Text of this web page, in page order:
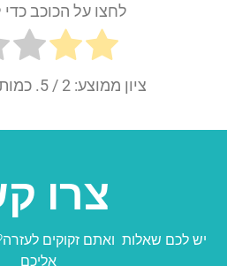
לחצו על הכוכב כדי
ציון ממוצע: 2 / 5. כמות מצביעים:
צרו
יש לכם שאלות ואתם זקוקים
אליכם